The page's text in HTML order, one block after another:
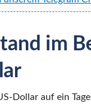
im
Dollar auf ein